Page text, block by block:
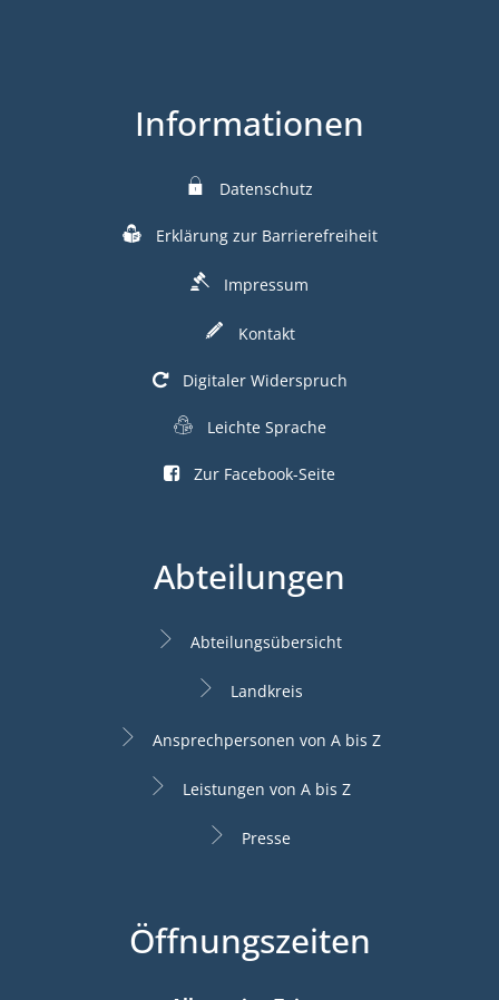
Informationen
Datenschutz
Erklärung zur Barrierefreiheit
Impressum
Kontakt
Digitaler Widerspruch
Leichte Sprache
Zur Facebook-Seite
Abteilungen
Abteilungsübersicht
Landkreis
Ansprechpersonen von A bis Z
Leistungen von A bis Z
Presse
Öffnungszeiten